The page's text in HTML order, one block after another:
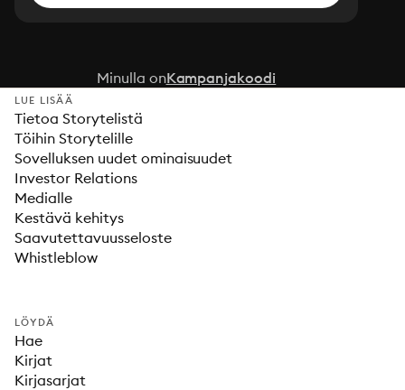
Minulla onKampanjakoodi
LUE LISÄÄ
Tietoa Storytelistä
Töihin Storytelille
Sovelluksen uudet ominaisuudet
Investor Relations
Medialle
Kestävä kehitys
Saavutettavuusseloste
Whistleblow
LÖYDÄ
Hae
Kirjat
Kirjasarjat